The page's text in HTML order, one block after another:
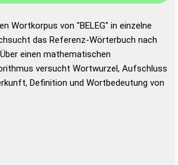
Wortkorpus von "BELEG" in einzelne
das Referenz-Wörterbuch nach
einen mathematischen
versucht Wortwurzel, Aufschluss
Definition und Wortbedeutung von